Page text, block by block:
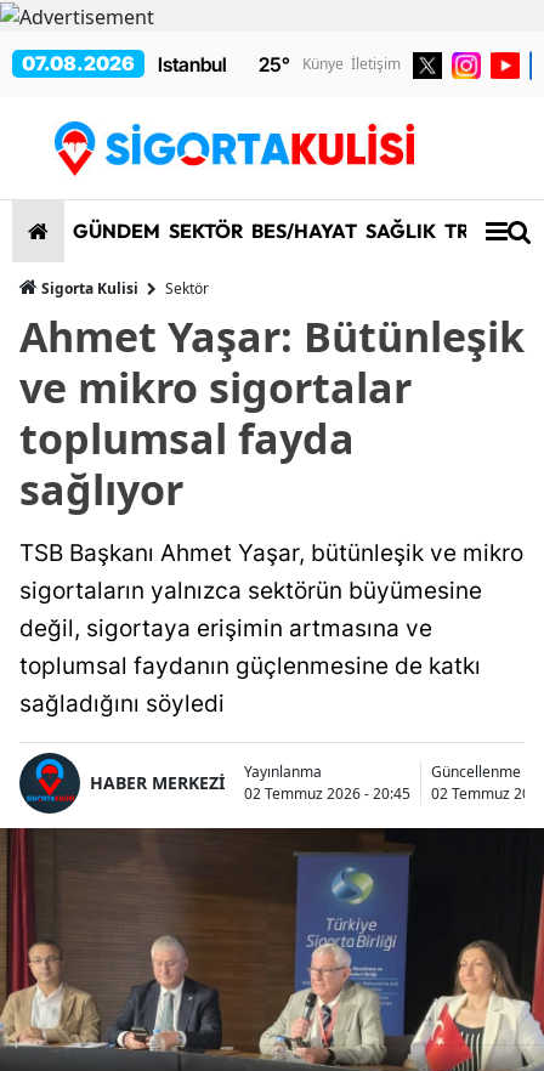
07.08.2026 25° Künye İletişim
GÜNDEM SEKTÖR BES/HAYAT SAĞLIK TRAFİK/
Sigorta Kulisi Sektör
Ahmet Yaşar: Bütünleşik
ve mikro sigortalar
toplumsal fayda
sağlıyor
TSB Başkanı Ahmet Yaşar, bütünleşik ve mikro
sigortaların yalnızca sektörün büyümesine
değil, sigortaya erişimin artmasına ve
toplumsal faydanın güçlenmesine de katkı
sağladığını söyledi
HABER MERKEZİ
Yayınlanma
02 Temmuz 2026 - 20:45
Güncellenme
02 Temmuz